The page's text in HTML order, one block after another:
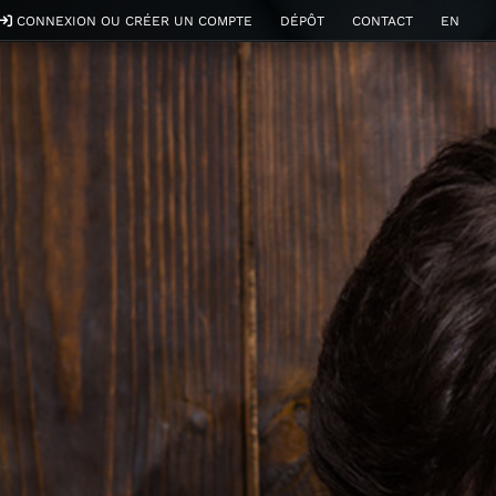
CONNEXION OU CRÉER UN COMPTE DÉPÔT CONTACT EN